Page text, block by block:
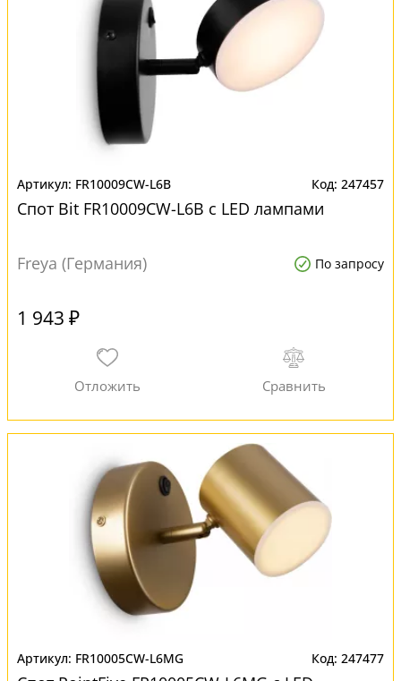
FR10009CW-L6B 247457
Спот Bit FR10009CW-L6B с LED лампами
Freya (Германия) По запросу
1 943 ₽
FR10005CW-L6MG 247477